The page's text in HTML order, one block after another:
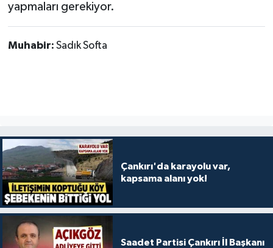
yapmaları gerekiyor.
Muhabir: Sadık Softa
Çankırı'da karayolu var,
kapsama alanı yok!
Saadet Partisi Çankırı İl Başkanı